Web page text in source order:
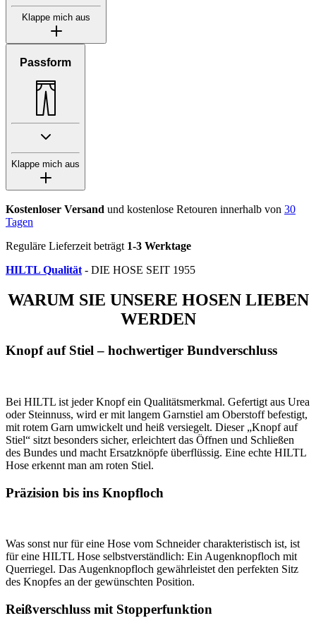
Klappe mich aus
Passform
Klappe mich aus
Kostenloser Versand und kostenlose Retouren innerhalb von 30
Tagen
Reguläre Lieferzeit beträgt 1-3 Werktage
HILTL Qualität - DIE HOSE SEIT 1955
WARUM SIE UNSERE HOSEN LIEBEN
WERDEN
Knopf auf Stiel – hochwertiger Bundverschluss
Bei HILTL ist jeder Knopf ein Qualitätsmerkmal. Gefertigt aus Urea
oder Steinnuss, wird er mit langem Garnstiel am Oberstoff befestigt,
mit rotem Garn umwickelt und heiß versiegelt. Dieser „Knopf auf
Stiel“ sitzt besonders sicher, erleichtert das Öffnen und Schließen
des Bundes und macht Ersatzknöpfe überflüssig. Eine echte HILTL
Hose erkennt man am roten Stiel.
Präzision bis ins Knopfloch
Was sonst nur für eine Hose vom Schneider charakteristisch ist, ist
für eine HILTL Hose selbstverständlich: Ein Augenknopfloch mit
Querriegel. Das Augenknopfloch gewährleistet den perfekten Sitz
des Knopfes an der gewünschten Position.
Reißverschluss mit Stopperfunktion